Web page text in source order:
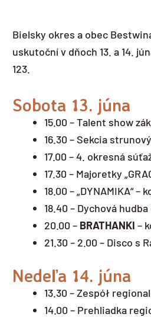
Bielsky okres a obec
uskutoční v dňoch 13. a 14.
123.
Sobota 13. júna
15.00 – Talent show
16.30 – Sekcia
17.00 – 4. okresná
17.30 – Majoretky
18.00 – „DYNAMIKA“ –
18.40 – Dychová
20.00 – BRATHANKI –
21.30 – 2.00 – Disco s
Nedeľa 14. júna
13.30 – Zespół
14.00 – Prehliadka